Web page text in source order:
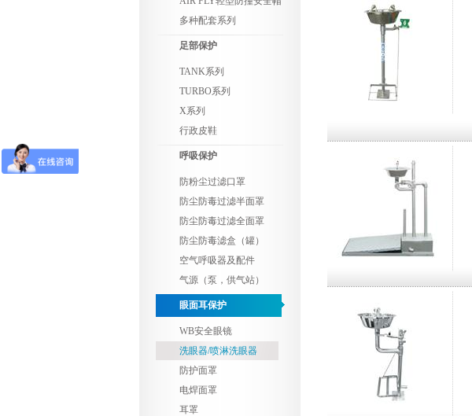
多种配套系列
足部保护
TANK系列
TURBO系列
X系列
行政皮鞋
呼吸保护
防粉尘过滤口罩
防尘防毒过滤半面罩
防尘防毒过滤全面罩
防尘防毒滤盒（罐）
空气呼吸器及配件
气源（泵，供气站）
眼面耳保护
WB安全眼镜
洗眼器/喷淋洗眼器
防护面罩
电焊面罩
耳罩